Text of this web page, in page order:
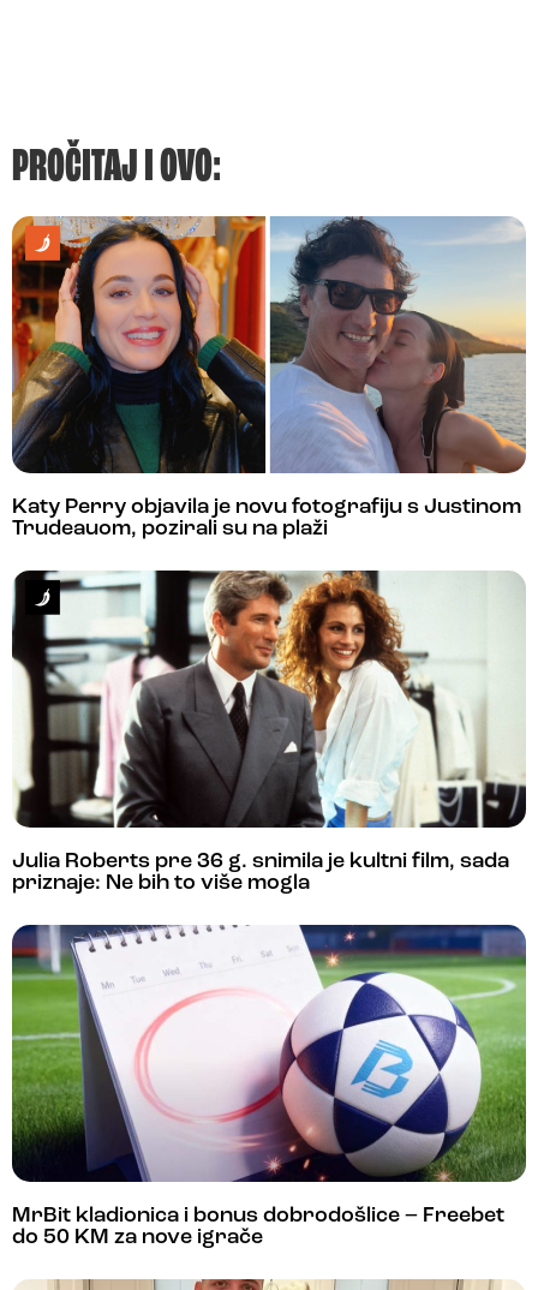
PROČITAJ I OVO:
Katy Perry objavila je novu fotografiju s Justinom
Trudeauom, pozirali su na plaži
Julia Roberts pre 36 g. snimila je kultni film, sada
priznaje: Ne bih to više mogla
MrBit kladionica i bonus dobrodošlice – Freebet
do 50 KM za nove igrače